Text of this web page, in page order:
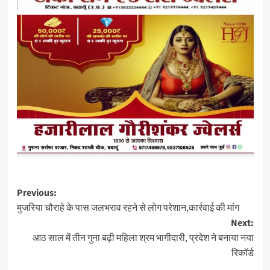
Post
navigation
Previous:
मुजरिया चौराहे के पास जलभराव रहने से लोग परेशान,कार्रवाई की मांग
Next:
आठ साल में तीन गुना बढ़ी महिला श्रम भागीदारी, प्रदेश ने बनाया नया
रिकॉर्ड